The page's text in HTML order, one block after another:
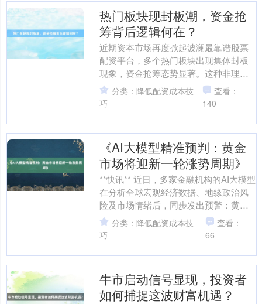
热门板块现封板潮，资金抢
筹背后逻辑何在？
近期资本市场再度掀起波澜最靠谱股票
配资平台，多个热门板块出现集体封板
现象，资金抢筹态势显著。这种非理性
上涨背后，既折射出行业格局的深刻变
化，也暗含资金博弈的复杂....
分类：降低配资成本技
巧
查看：
140
《AI大模型精准预判：黄金
市场将迎新一轮涨势周期》
**快讯** 近日，多家金融机构的AI大模型
在分析全球宏观经济数据、地缘政治风
险及市场情绪后，同步发出预警：黄金
市场或在未来6-12个月内进入新一轮涨
势周期。这....
分类：降低配资成本技
巧
查看：
66
牛市启动信号显现，投资者
如何捕捉这波财富机遇？